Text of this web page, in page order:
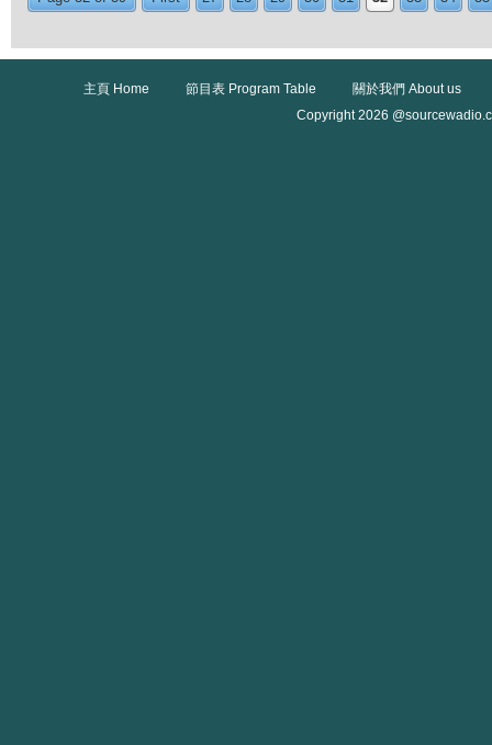
主頁 Home 節目表 Program Table
關於我們 About us
Copyright 2026